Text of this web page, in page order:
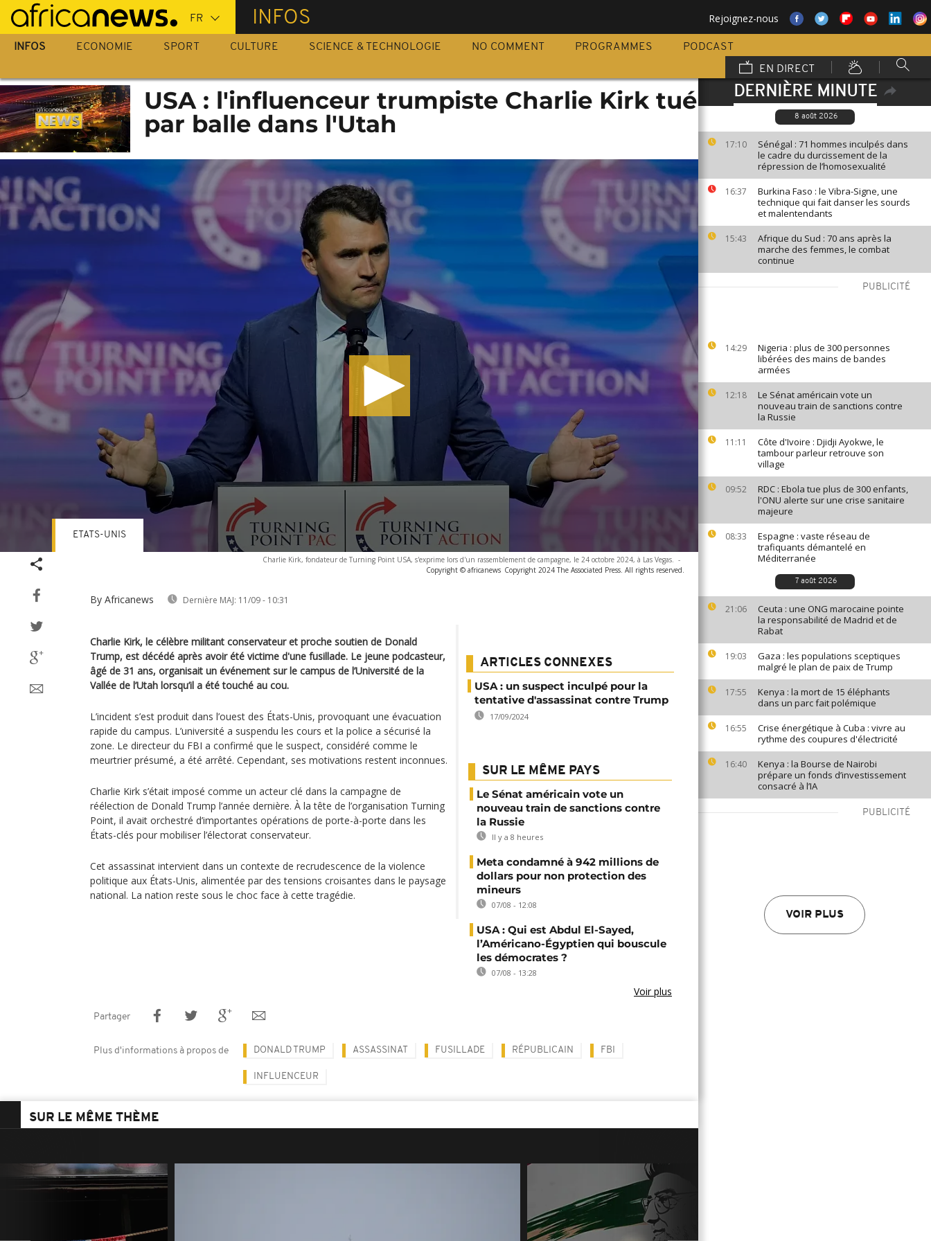
Passer
au
contenu
INFOS Rejoignez-nous
INFOS ECONOMIE SPORT CULTURE SCIENCE & TECHNOLOGIE NO COMMENT PROGRAMMES
PODCAST
EN DIRECT
DERNIÈRE MINUTE
8 août 2026
17:10
Sénégal : 71 hommes inculpés dans
le cadre du durcissement de la
répression de l’homosexualité
16:37
Burkina Faso : le Vibra-Signe, une
technique qui fait danser les sourds
et malentendants
15:43
Afrique du Sud : 70 ans après la
marche des femmes, le combat
continue
PUBLICITÉ
14:29
Nigeria : plus de 300 personnes
libérées des mains de bandes
armées
12:18
Le Sénat américain vote un
nouveau train de sanctions contre
la Russie
11:11
Côte d'Ivoire : Djidji Ayokwe, le
tambour parleur retrouve son
village
09:52
RDC : Ebola tue plus de 300 enfants,
l'ONU alerte sur une crise sanitaire
majeure
08:33
Espagne : vaste réseau de
trafiquants démantelé en
Méditerranée
7 août 2026
21:06
Ceuta : une ONG marocaine pointe
la responsabilité de Madrid et de
Rabat
19:03
Gaza : les populations sceptiques
malgré le plan de paix de Trump
17:55
Kenya : la mort de 15 éléphants
dans un parc fait polémique
16:55
Crise énergétique à Cuba : vivre au
rythme des coupures d'électricité
16:40
Kenya : la Bourse de Nairobi
prépare un fonds d’investissement
consacré à l’IA
PUBLICITÉ
VOIR PLUS
USA : l'influenceur trumpiste Charlie Kirk tué
par balle dans l'Utah
Charlie Kirk, fondateur de Turning Point USA, s'exprime lors d'un rassemblement de campagne, le 24 octobre 2024, à Las Vegas. -
Copyright © africanews Copyright 2024 The Associated Press. All rights reserved.
By Africanews Dernière MAJ: 11/09 - 10:31
ETATS-UNIS
Charlie Kirk, le célèbre militant conservateur et proche soutien de Donald
Trump, est décédé après avoir été victime d'une fusillade. Le jeune podcasteur,
âgé de 31 ans, organisait un événement sur le campus de l’Université de la
Vallée de l’Utah lorsqu’il a été touché au cou.
L’incident s’est produit dans l’ouest des États-Unis, provoquant une évacuation
rapide du campus. L’université a suspendu les cours et la police a sécurisé la
zone. Le directeur du FBI a confirmé que le suspect, considéré comme le
meurtrier présumé, a été arrêté. Cependant, ses motivations restent inconnues.
Charlie Kirk s’était imposé comme un acteur clé dans la campagne de
réélection de Donald Trump l’année dernière. À la tête de l’organisation Turning
Point, il avait orchestré d’importantes opérations de porte-à-porte dans les
États-clés pour mobiliser l’électorat conservateur.
Cet assassinat intervient dans un contexte de recrudescence de la violence
politique aux États-Unis, alimentée par des tensions croisantes dans le paysage
national. La nation reste sous le choc face à cette tragédie.
ARTICLES CONNEXES
USA : un suspect inculpé pour la
tentative d'assassinat contre Trump
17/09/2024
SUR LE MÊME PAYS
Le Sénat américain vote un
nouveau train de sanctions contre
la Russie
Il y a 8 heures
Meta condamné à 942 millions de
dollars pour non protection des
mineurs
07/08 - 12:08
USA : Qui est Abdul El-Sayed,
l’Américano-Égyptien qui bouscule
les démocrates ?
07/08 - 13:28
Voir plus
Partager
Plus d'informations à propos de DONALD TRUMP ASSASSINAT FUSILLADE RÉPUBLICAIN FBI
INFLUENCEUR
SUR LE MÊME THÈME